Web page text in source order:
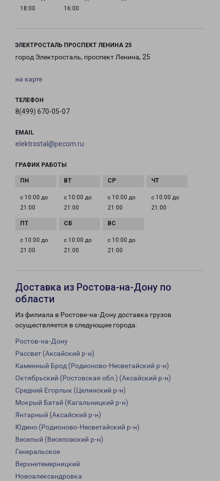
18:00
16:00
ЭЛЕКТРОСТАЛЬ ПРОСПЕКТ ЛЕНИНА 25
город Электросталь, проспект Ленина, 25
на карте
ТЕЛЕФОН
8(499) 670-05-07
EMAIL
elektrostal@pecom.ru
ГРАФИК РАБОТЫ
с 10:00 до
21:00
с 10:00 до
21:00
с 10:00 до
21:00
с 10:00 до
21:00
с 10:00 до
21:00
с 10:00 до
21:00
с 10:00 до
21:00
Доставка из Ростова-на-Дону по
области
Из филиала в Ростове-на-Дону доставка грузов
осуществляется в следующие города:
Ростов-на-Дону
Рассвет (Аксайский р-н)
Каменный Брод (Родионово-Несветайский р-н)
Октябрьский (Ростовская обл.) (Аксайский р-н)
Средний Егорлык (Целинский р-н)
Мокрый Батай (Кагальницкий р-н)
Янтарный (Аксайский р-н)
Юдино (Родионово-Несветайский р-н)
Веселый (Веселовский р-н)
Генеральское
Верхнетемерницкий
Новоалександровка